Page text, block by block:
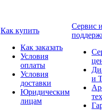
Как купить
Как заказать
Условия
оплаты
Условия
доставки
Юридическим
лицам
Сервис
и